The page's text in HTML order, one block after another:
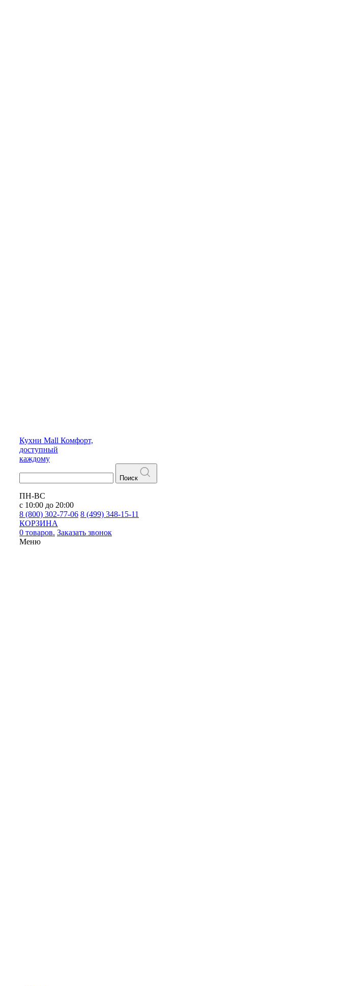
Кухни Mall Комфорт,
доступный
каждому
Поиск
ПН-ВС
с 10:00 до 20:00
8 (800) 302-77-06 8 (499) 348-15-11
КОРЗИНА
0 товаров. Заказать звонок
Меню